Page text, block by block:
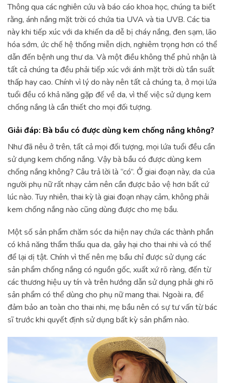
Thông qua các nghiên cứu và báo cáo khoa học, chúng ta biết
rằng, ánh nắng mặt trời có chứa tia UVA và tia UVB. Các tia
này khi tiếp xúc với da khiến da dễ bị cháy nắng, đen sạm, lão
hóa sớm, ức chế hệ thống miễn dịch, nghiêm trọng hơn có thể
dẫn đến bệnh ung thư da. Và một điều không thể phủ nhận là
tất cả chúng ta đều phải tiếp xúc với ánh mặt trời dù tần suất
thấp hay cao. Chính vì lý do này nên tất cả chúng ta, ở mọi lứa
tuổi đều có khả năng gặp đế về da, vì thế việc sử dụng kem
chống nắng là cần thiết cho mọi đối tượng.
Giải đáp: Bà bầu có được dùng kem chống nắng không?
Như đã nêu ở trên, tất cả mọi đối tượng, mọi lứa tuổi đều cần
sử dụng kem chống nắng. Vậy bà bầu có được dùng kem
chống nắng không? Câu trả lời là “có”. Ở giai đoạn này, da của
người phụ nữ rất nhạy cảm nên cần được bảo vệ hơn bất cứ
lúc nào. Tuy nhiên, thai kỳ là giai đoạn nhạy cảm, không phải
kem chống nắng nào cũng dùng được cho mẹ bầu.
Một số sản phẩm chăm sóc da hiện nay chứa các thành phần
có khả năng thẩm thấu qua da, gây hại cho thai nhi và có thể
để lại dị tật. Chính vì thế nên mẹ bầu chỉ được sử dụng các
sản phẩm chống nắng có nguồn gốc, xuất xứ rõ ràng, đến từ
các thương hiệu uy tín và trên hướng dẫn sử dụng phải ghi rõ
sản phẩm có thể dùng cho phụ nữ mang thai. Ngoài ra, để
đảm bảo an toàn cho thai nhi, mẹ bầu nên có sự tư vấn từ bác
sĩ trước khi quyết định sử dụng bất kỳ sản phẩm nào.